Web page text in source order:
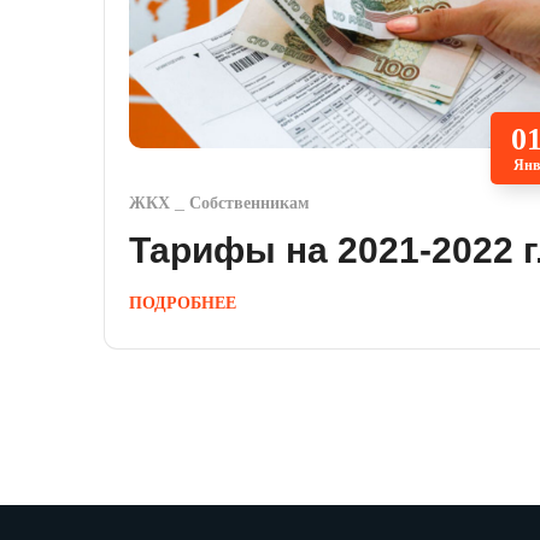
Янв
ЖКХ Собственникам
Тарифы на 2021-2022
ПОДРОБНЕЕ